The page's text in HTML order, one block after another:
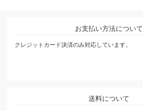
お支払い方法について
クレジットカード決済のみ対応しています。
送料について